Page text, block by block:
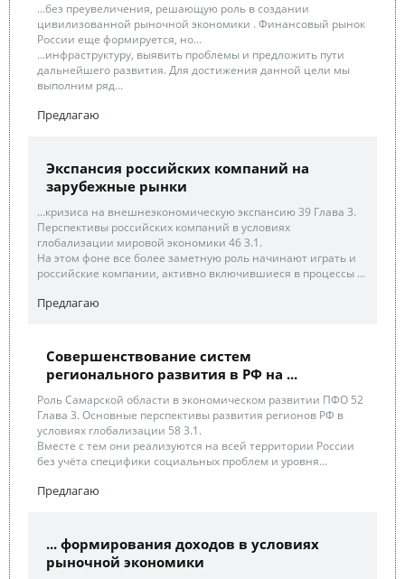
...без преувеличения, решающую роль в создании
цивилизованной рыночной экономики . Финансовый рынок
России еще формируется, но...
...инфраструктуру, выявить проблемы и предложить пути
дальнейшего развития. Для достижения данной цели мы
выполним ряд...
Предлагаю
Экспансия российских компаний на
зарубежные рынки
...кризиса на внешнеэкономическую экспансию 39 Глава 3.
Перспективы российских компаний в условиях
глобализации мировой экономики 46 3.1.
На этом фоне все более заметную роль начинают играть и
российские компании, активно включившиеся в процессы ...
Предлагаю
Совершенствование систем
регионального развития в РФ на ...
Роль Самарской области в экономическом развитии ПФО 52
Глава 3. Основные перспективы развития регионов РФ в
условиях глобализации 58 3.1.
Вместе с тем они реализуются на всей территории России
без учёта специфики социальных проблем и уровня...
Предлагаю
... формирования доходов в условиях
рыночной экономики